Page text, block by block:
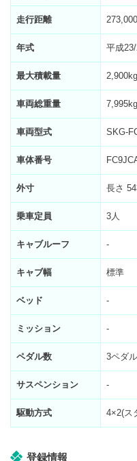
走行距離
年式 平成
最大積載量 2,900kg
車両総重量 7,995kg
車両型式 SKG-
車体番号
外寸 長さ
乗車定員 3人
キャブルーフ -
キャブ幅 標準
ベッド -
ミッション -
ペダル数 3ペダル
サスペンション -
駆動方式 4×2(ス
登録情報